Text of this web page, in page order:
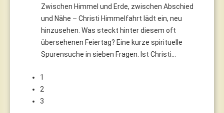
Zwischen Himmel und Erde, zwischen Abschied
und Nähe – Christi Himmelfahrt lädt ein, neu
hinzusehen. Was steckt hinter diesem oft
übersehenen Feiertag? Eine kurze spirituelle
Spurensuche in sieben Fragen. Ist Christi…
1
2
3